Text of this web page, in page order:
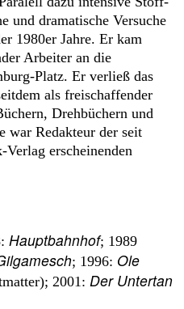
und dramatische Versuche
1980er Jahre. Er kam
Arbeiter an die
Platz. Er verließ das
als freischaffender
Drehbüchern und
war Redakteur der seit
erscheinenden
Hauptbahnhof; 1989
; 1996: Ole
2001: Der Untertan